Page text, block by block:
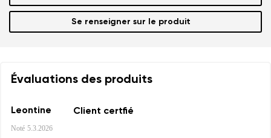
Se renseigner sur le produit
Évaluations des produits
Leontine Client certfié
Noté 5.3.2026